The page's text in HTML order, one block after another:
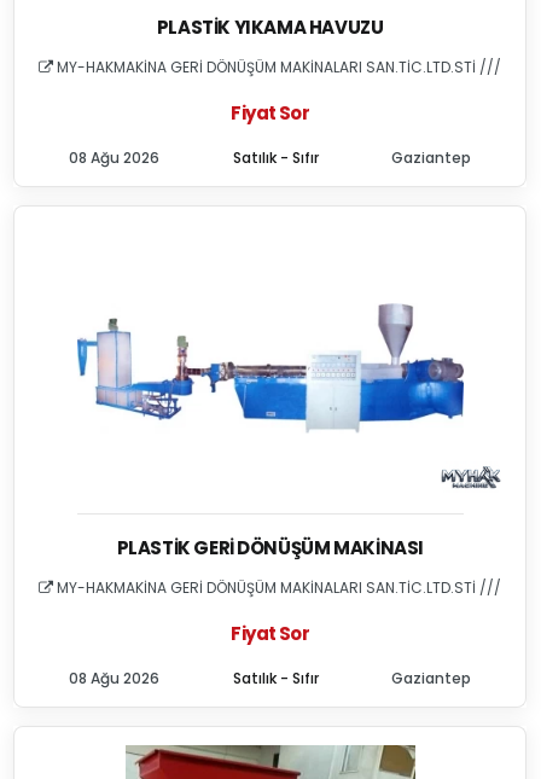
PLASTIK YIKAMA HAVUZU
MY-HAKMAKİNA GERİ DÖNÜŞÜM MAKİNALARI SAN.TİC.LTD.STİ ///
Fiyat Sor
Satılık - Sıfır
08 Ağu 2026 Gaziantep
PLASTIK GERI DÖNÜŞÜM MAKINASI
MY-HAKMAKİNA GERİ DÖNÜŞÜM MAKİNALARI SAN.TİC.LTD.STİ ///
Fiyat Sor
Satılık - Sıfır
08 Ağu 2026 Gaziantep